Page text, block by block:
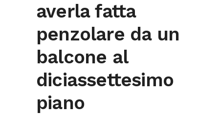
averla fatta
penzolare da un
balcone al
diciassettesimo
piano